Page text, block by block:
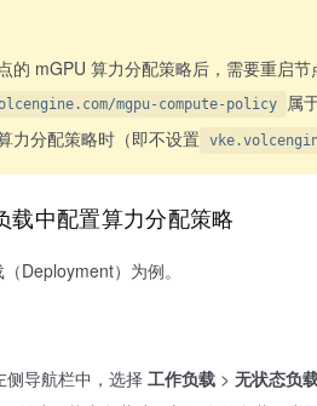
的 mGPU 算力分配策略后，需要重启
mgpu-compute-policy
属
力分配策略时（即不设置
载中配置算力分配策略
Deployment）为例。
导航栏中，选择 工作负载 > 无状态负